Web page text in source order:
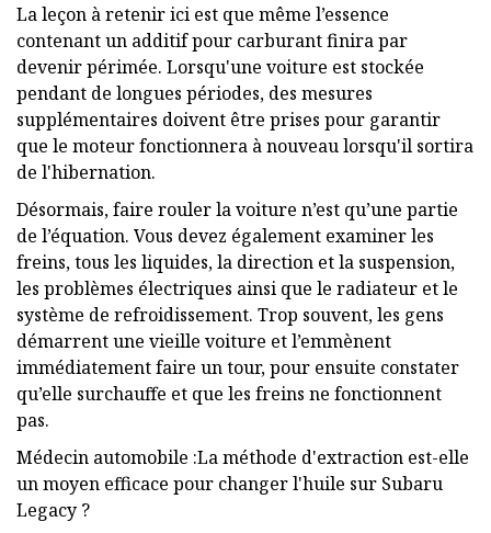
La leçon à retenir ici est que même l’essence
contenant un additif pour carburant finira par
devenir périmée. Lorsqu'une voiture est stockée
pendant de longues périodes, des mesures
supplémentaires doivent être prises pour garantir
que le moteur fonctionnera à nouveau lorsqu'il sortira
de l'hibernation.
Désormais, faire rouler la voiture n’est qu’une partie
de l’équation. Vous devez également examiner les
freins, tous les liquides, la direction et la suspension,
les problèmes électriques ainsi que le radiateur et le
système de refroidissement. Trop souvent, les gens
démarrent une vieille voiture et l’emmènent
immédiatement faire un tour, pour ensuite constater
qu’elle surchauffe et que les freins ne fonctionnent
pas.
Médecin automobile :La méthode d'extraction est-elle
un moyen efficace pour changer l'huile sur Subaru
Legacy ?